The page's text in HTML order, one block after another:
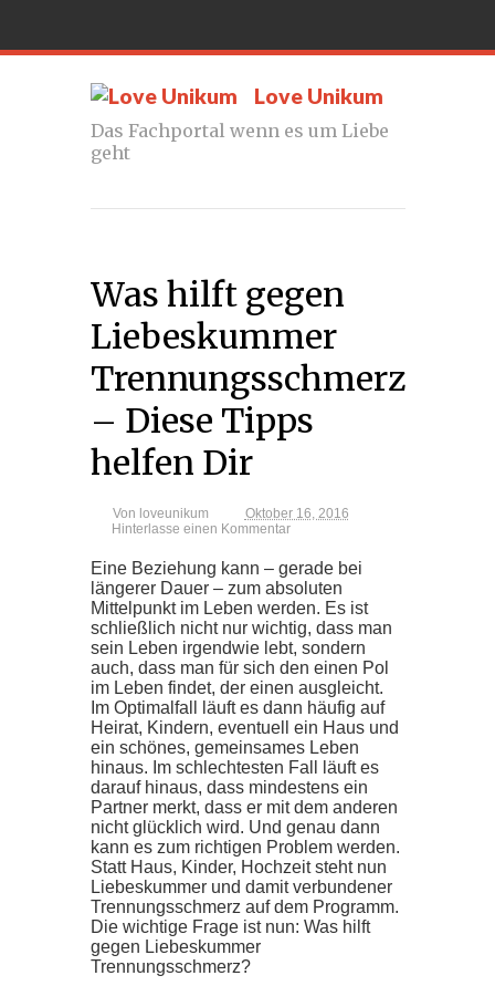
Love Unikum
Das Fachportal wenn es um Liebe
geht
Was hilft gegen
Liebeskummer
Trennungsschmerz
– Diese Tipps
helfen Dir
Von loveunikum
Oktober 16, 2016
Hinterlasse einen Kommentar
Eine Beziehung kann – gerade bei
längerer Dauer – zum absoluten
Mittelpunkt im Leben werden. Es ist
schließlich nicht nur wichtig, dass man
sein Leben irgendwie lebt, sondern
auch, dass man für sich den einen Pol
im Leben findet, der einen ausgleicht.
Im Optimalfall läuft es dann häufig auf
Heirat, Kindern, eventuell ein Haus und
ein schönes, gemeinsames Leben
hinaus. Im schlechtesten Fall läuft es
darauf hinaus, dass mindestens ein
Partner merkt, dass er mit dem anderen
nicht glücklich wird. Und genau dann
kann es zum richtigen Problem werden.
Statt Haus, Kinder, Hochzeit steht nun
Liebeskummer und damit verbundener
Trennungsschmerz auf dem Programm.
Die wichtige Frage ist nun: Was hilft
gegen Liebeskummer
Trennungsschmerz?